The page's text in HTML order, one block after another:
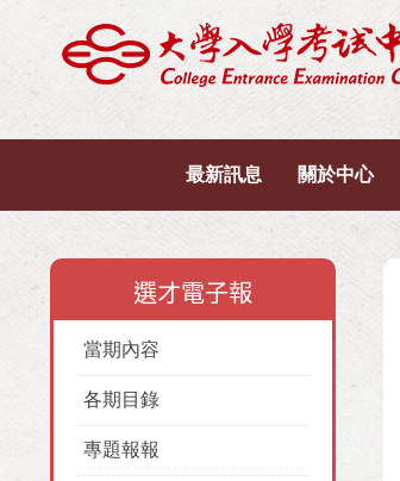
最新訊息 關於中心
選才電子報
當期內容
各期目錄
專題報報